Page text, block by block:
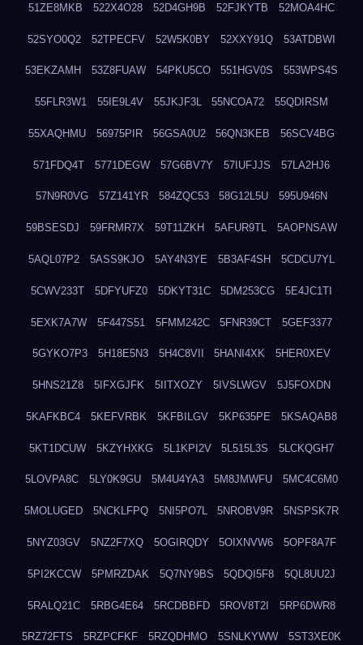
51ZE8MKB 522X4O28 52D4GH9B 52FJKYTB 52MOA4HC
52SYO0Q2 52TPECFV 52W5K0BY 52XXY91Q 53ATDBWI
53EKZAMH 53Z8FUAW 54PKU5CO 551HGV0S 553WPS4S
55FLR3W1 55IE9L4V 55JKJF3L 55NCOA72 55QDIRSM
55XAQHMU 56975PIR 56GSA0U2 56QN3KEB 56SCV4BG
571FDQ4T 5771DEGW 57G6BV7Y 57IUFJJS 57LA2HJ6
57N9R0VG 57Z141YR 584ZQC53 58G12L5U 595U946N
59BSESDJ 59FRMR7X 59T11ZKH 5AFUR9TL 5AOPNSAW
5AQL07P2 5ASS9KJO 5AY4N3YE 5B3AF4SH 5CDCU7YL
5CWV233T 5DFYUFZ0 5DKYT31C 5DM253CG 5E4JC1TI
5EXK7A7W 5F447S51 5FMM242C 5FNR39CT 5GEF3377
5GYKO7P3 5H18E5N3 5H4C8VII 5HANI4XK 5HER0XEV
5HNS21Z8 5IFXGJFK 5IITXOZY 5IVSLWGV 5J5FOXDN
5KAFKBC4 5KEFVRBK 5KFBILGV 5KP635PE 5KSAQAB8
5KT1DCUW 5KZYHXKG 5L1KPI2V 5L515L3S 5LCKQGH7
5LOVPA8C 5LY0K9GU 5M4U4YA3 5M8JMWFU 5MC4C6M0
5MOLUGED 5NCKLFPQ 5NI5PO7L 5NROBV9R 5NSPSK7R
5NYZ03GV 5NZ2F7XQ 5OGIRQDY 5OIXNVW6 5OPF8A7F
5PI2KCCW 5PMRZDAK 5Q7NY9BS 5QDQI5F8 5QL8UU2J
5RALQ21C 5RBG4E64 5RCDBBFD 5ROV8T2I 5RP6DWR8
5RZ72FTS 5RZPCFKF 5RZQDHMO 5SNLKYWW 5ST3XE0K